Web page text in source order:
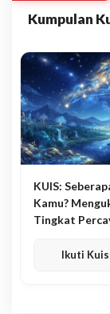
Kumpulan
KUIS:
Kamu?
Tingkat
Ikuti